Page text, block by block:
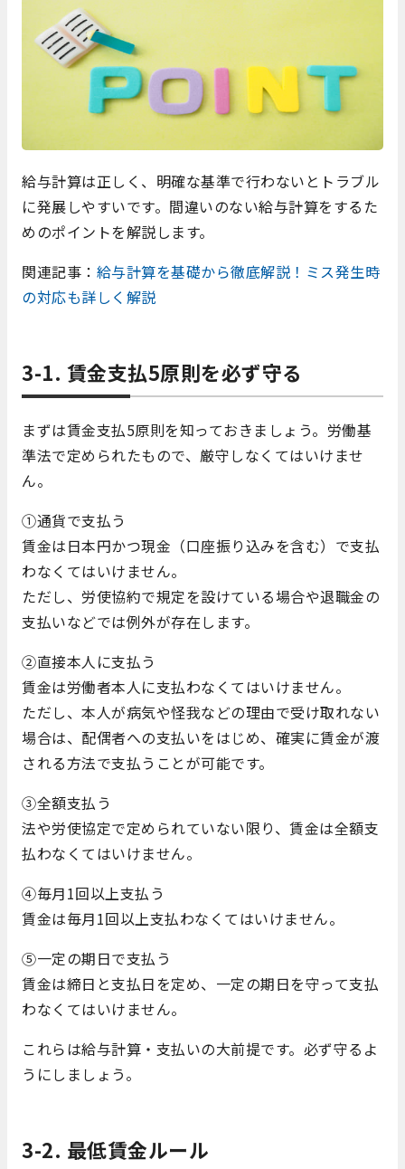
給与計算は正しく、明確な基準で行わないとトラブル
に発展しやすいです。間違いのない給与計算をするた
めのポイントを解説します。
関連記事： 給与計算を基礎から徹底解説！ミス発生時
の対応も詳しく解説
3-1. 賃金支払5原則を必ず守る
まずは賃金支払5原則を知っておきましょう。労働基
準法で定められたもので、厳守しなくてはいけませ
ん。
①通貨で支払う
賃金は日本円かつ現金（口座振り込みを含む）で支払
わなくてはいけません。
ただし、労使協約で規定を設けている場合や退職金の
支払いなどでは例外が存在します。
②直接本人に支払う
賃金は労働者本人に支払わなくてはいけません。
ただし、本人が病気や怪我などの理由で受け取れない
場合は、配偶者への支払いをはじめ、確実に賃金が渡
される方法で支払うことが可能です。
③全額支払う
法や労使協定で定められていない限り、賃金は全額支
払わなくてはいけません。
④毎月1回以上支払う
賃金は毎月1回以上支払わなくてはいけません。
⑤一定の期日で支払う
賃金は締日と支払日を定め、一定の期日を守って支払
わなくてはいけません。
これらは給与計算・支払いの大前提です。必ず守るよ
うにしましょう。
3-2. 最低賃金ルール